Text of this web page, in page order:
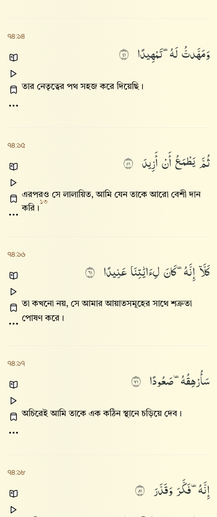
৭৪:১৪
وَمَهَّدتُّلَهُۥتَمْهِيدًا ١٤
তার নেতৃত্বের পথ সহজ করে দিয়েছি।
৭৪:১৫
ثُمَّيَطْمَعُأَنْأَزِيدَ ١٥
এরপরও সে লালায়িত, আমি যেন তাকে আরো বেশী দান
করি।
১৩
৭৪:১৬
كَلَّآإِنَّهُۥكَانَلِءَايَٰتِنَاعَنِيدًا ١٦
তা কখনো নয়, সে আমার আয়াতসমূহের সাথে শত্রুতা
পোষণ করে।
৭৪:১৭
سَأُرْهِقُهُۥصَعُودًا ١٧
অচিরেই আমি তাকে এক কঠিন স্থানে চড়িয়ে দেব।
৭৪:১৮
إِنَّهُۥفَكَّرَوَقَدَّرَ ١٨